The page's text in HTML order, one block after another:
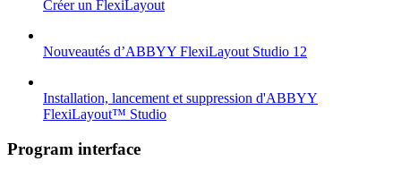
Créer un FlexiLayout
Nouveautés d’ABBYY FlexiLayout Studio 12
Installation, lancement et suppression d'ABBYY
FlexiLayout™ Studio
Program interface